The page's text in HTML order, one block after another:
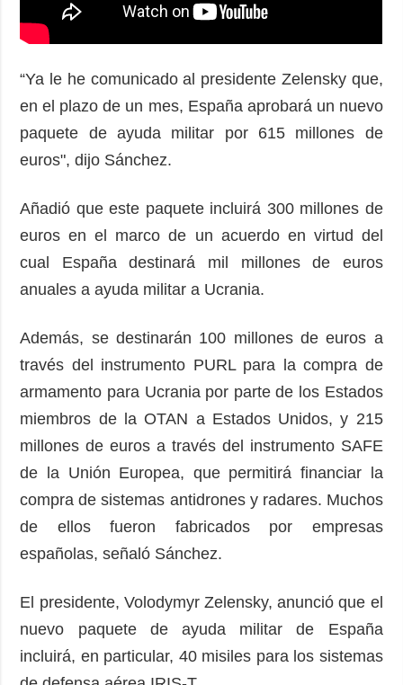
“Ya le he comunicado al presidente Zelensky que,
en el plazo de un mes, España aprobará un nuevo
paquete de ayuda militar por 615 millones de
euros", dijo Sánchez.
Añadió que este paquete incluirá 300 millones de
euros en el marco de un acuerdo en virtud del
cual España destinará mil millones de euros
anuales a ayuda militar a Ucrania.
Además, se destinarán 100 millones de euros a
través del instrumento PURL para la compra de
armamento para Ucrania por parte de los Estados
miembros de la OTAN a Estados Unidos, y 215
millones de euros a través del instrumento SAFE
de la Unión Europea, que permitirá financiar la
compra de sistemas antidrones y radares. Muchos
de ellos fueron fabricados por empresas
españolas, señaló Sánchez.
El presidente, Volodymyr Zelensky, anunció que el
nuevo paquete de ayuda militar de España
incluirá, en particular, 40 misiles para los sistemas